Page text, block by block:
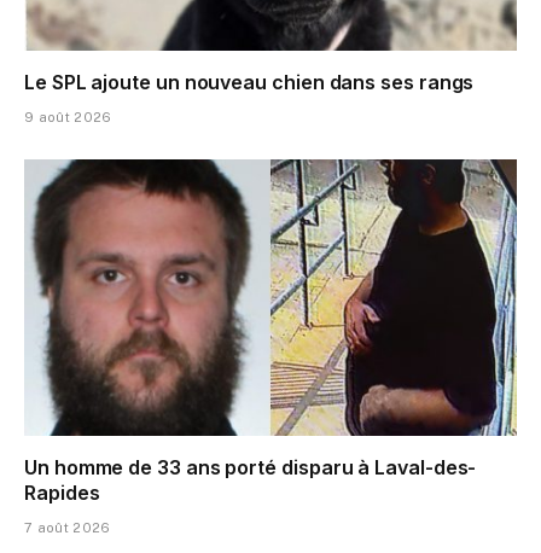
Le SPL ajoute un nouveau chien dans ses rangs
9 août 2026
Un homme de 33 ans porté disparu à Laval-des-
Rapides
7 août 2026